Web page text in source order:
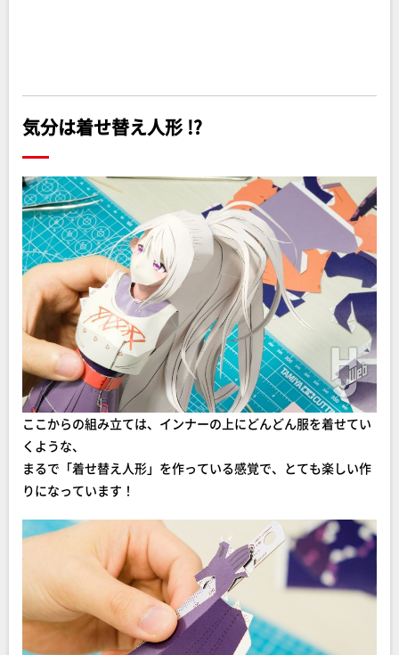
気分は着せ替え人形 !?
ここからの組み立ては、インナーの上にどんどん服を着せてい
くような、
まるで「着せ替え人形」を作っている感覚で、とても楽しい作
りになっています！